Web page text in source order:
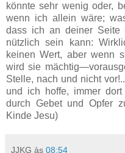
könnte sehr wenig oder,
wenn ich allein wäre;
dass ich an deiner Seite
nützlich sein kann:
keinen Wert, aber wenn
wird sie
Stelle, nach und nicht
und ich hoffe, immer
durch Gebet und Opfer
Kinde Jesu)
JJKG às 08:54